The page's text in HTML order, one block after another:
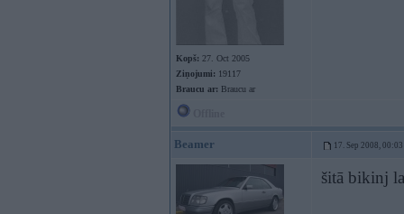
Kopš: 27. Oct 2005
Ziņojumi: 19117
Braucu ar: Braucu ar
Beamer 17. Sep 2008, 00:03
šitā bikinj